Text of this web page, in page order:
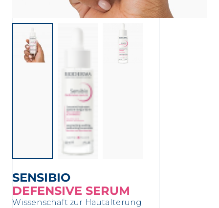
SENSIBIO
DEFENSIVE SERUM
Wissenschaft zur Hautalterung